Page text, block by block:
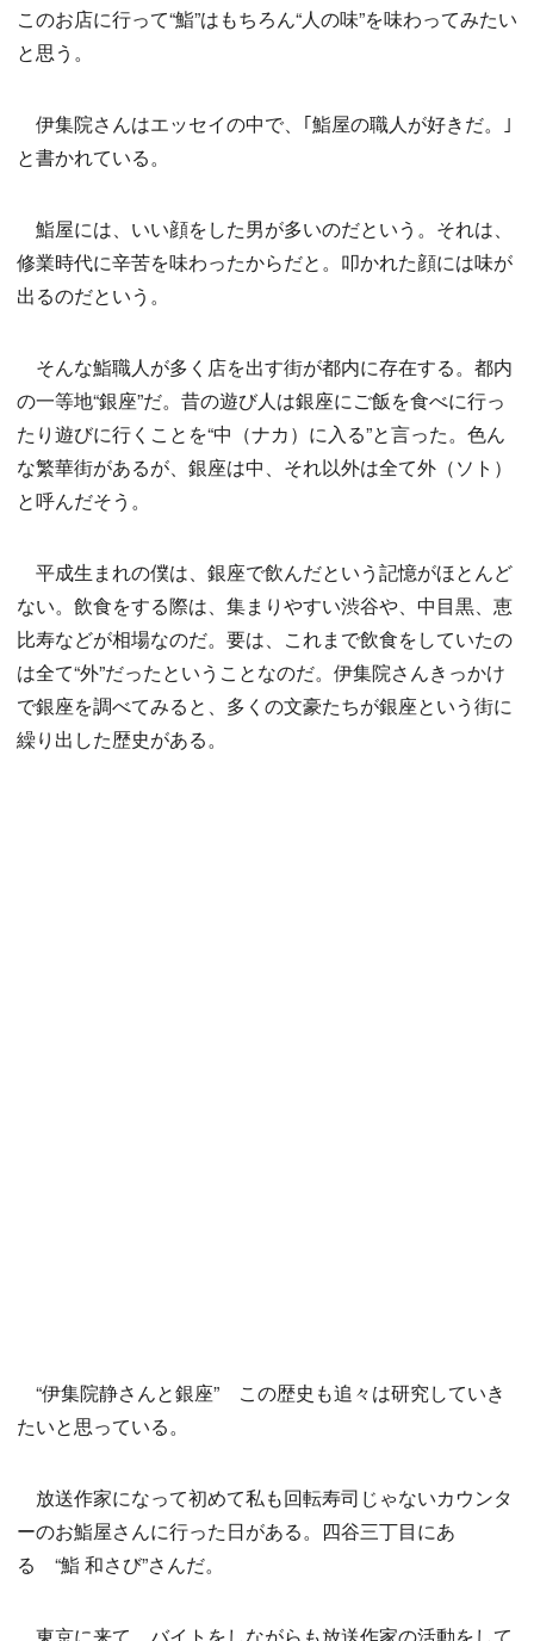
このお店に行って“鮨”はもちろん“人の味”を味わってみたい
と思う。
伊集院さんはエッセイの中で、｢鮨屋の職人が好きだ。｣
と書かれている。
鮨屋には、いい顔をした男が多いのだという。それは、
修業時代に辛苦を味わったからだと。叩かれた顔には味が
出るのだという。
そんな鮨職人が多く店を出す街が都内に存在する。都内
の一等地“銀座”だ。昔の遊び人は銀座にご飯を食べに行っ
たり遊びに行くことを“中（ナカ）に入る”と言った。色ん
な繁華街があるが、銀座は中、それ以外は全て外（ソト）
と呼んだそう。
平成生まれの僕は、銀座で飲んだという記憶がほとんど
ない。飲食をする際は、集まりやすい渋谷や、中目黒、恵
比寿などが相場なのだ。要は、これまで飲食をしていたの
は全て“外”だったということなのだ。伊集院さんきっかけ
で銀座を調べてみると、多くの文豪たちが銀座という街に
繰り出した歴史がある。
“伊集院静さんと銀座” この歴史も追々は研究していき
たいと思っている。
放送作家になって初めて私も回転寿司じゃないカウンタ
ーのお鮨屋さんに行った日がある。四谷三丁目にあ
る “鮨 和さび”さんだ。